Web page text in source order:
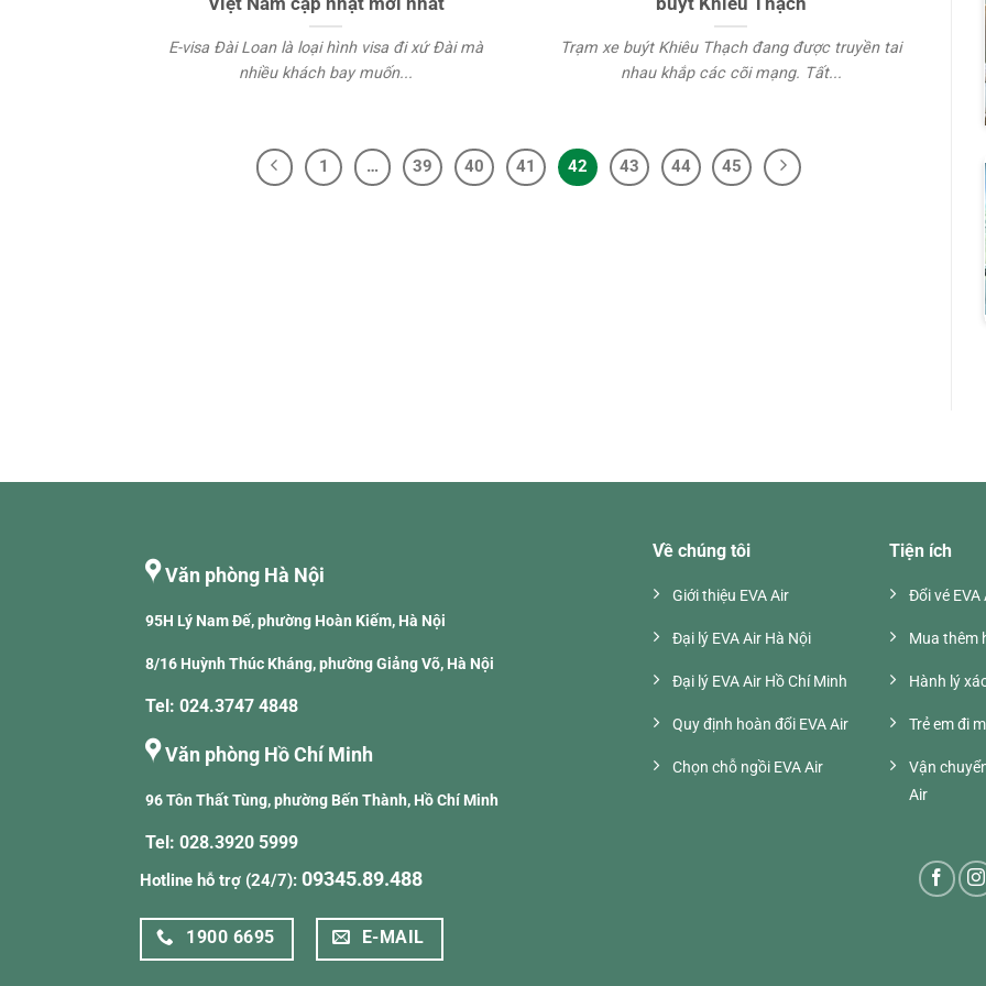
E-visa Đài Loan là loại hình visa đi xứ Đài mà
nhiều khách bay muốn...
Trạm xe buýt Khiêu Thạch đang được truyền tai
nhau khắp các cõi mạng. Tất...
1 … 39 40 41 42 43 44 45
Văn phòng Hà Nội
95H Lý Nam Đế, phường Hoàn Kiếm, Hà Nội
8/16 Huỳnh Thúc Kháng, phường Giảng Võ, Hà Nội
Tel: 024.3747 4848
Văn phòng Hồ Chí Minh
96 Tôn Thất Tùng, phường Bến Thành, Hồ Chí Minh
Tel: 028.3920 5999
Hotline hỗ trợ (24/7): 09345.89.488
1900 6695 E-MAIL
Về chúng tôi
Giới thiệu EVA Air
Đại lý EVA Air Hà Nội
Đại lý EVA Air Hồ Chí Minh
Quy định hoàn đổi EVA Air
Chọn chỗ ngồi EVA Air
Tiện ích
Đổi vé EVA
Mua thêm
Hành lý
Trẻ em đi
Vận
Air